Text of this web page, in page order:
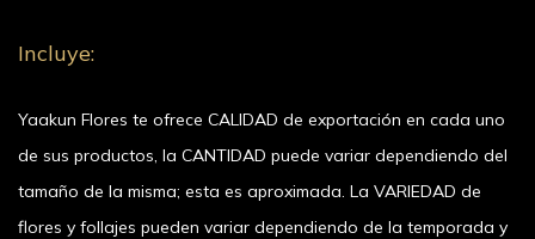
Incluye:
Yaakun Flores te ofrece CALIDAD de exportación en cada uno
de sus productos, la CANTIDAD puede variar dependiendo del
tamaño de la misma; esta es aproximada. La VARIEDAD de
flores y follajes pueden variar dependiendo de la temporada y